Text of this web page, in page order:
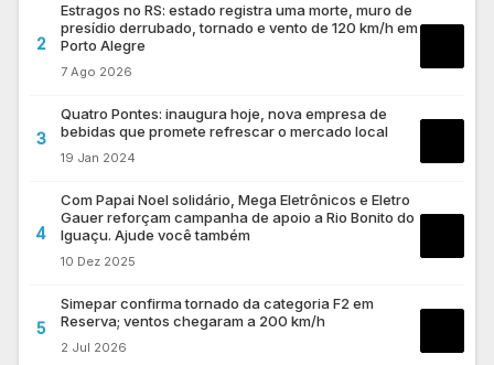
2
Estragos no RS: estado registra uma morte, muro de
presídio derrubado, tornado e vento de 120 km/h em
Porto Alegre
7 Ago 2026
3
Quatro Pontes: inaugura hoje, nova empresa de
bebidas que promete refrescar o mercado local
19 Jan 2024
4
Com Papai Noel solidário, Mega Eletrônicos e Eletro
Gauer reforçam campanha de apoio a Rio Bonito do
Iguaçu. Ajude você também
10 Dez 2025
5
Simepar confirma tornado da categoria F2 em
Reserva; ventos chegaram a 200 km/h
2 Jul 2026